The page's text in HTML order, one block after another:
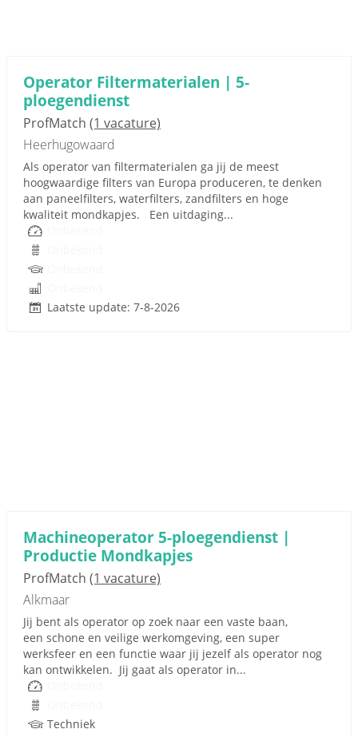
Operator Filtermaterialen | 5-
ploegendienst
ProfMatch (1 vacature)
Heerhugowaard
Als operator van filtermaterialen ga jij de meest
hoogwaardige filters van Europa produceren, te denken
aan paneelfilters, waterfilters, zandfilters en hoge
kwaliteit mondkapjes. Een uitdaging...
Laatste update: 7-8-2026
Machineoperator 5-ploegendienst |
Productie Mondkapjes
ProfMatch (1 vacature)
Alkmaar
Jij bent als operator op zoek naar een vaste baan,
een schone en veilige werkomgeving, een super
werksfeer en een functie waar jij jezelf als operator nog
kan ontwikkelen. Jij gaat als operator in...
Techniek